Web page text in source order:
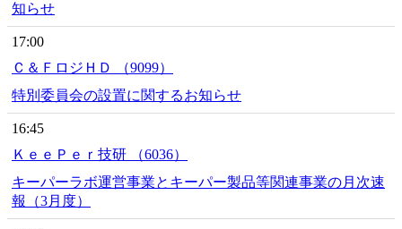
知らせ
17:00
Ｃ＆ＦロジＨＤ （9099）
特別委員会の設置に関するお知らせ
16:45
ＫｅｅＰｅｒ技研 （6036）
キーパーラボ運営事業とキーパー製品等関連事業の月次速
報（3月度）